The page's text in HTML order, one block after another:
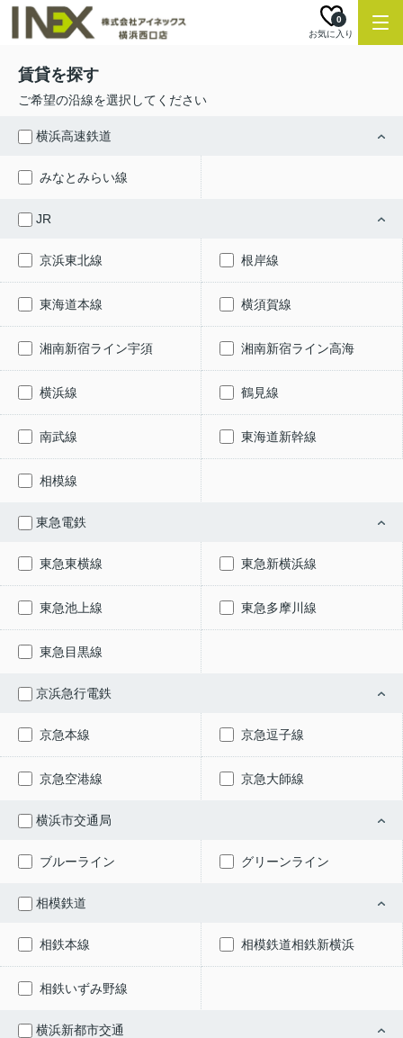
お気に入り
0
賃貸を探す
ご希望の沿線を選択してください
横浜高速鉄道
みなとみらい線
JR
京浜東北線 根岸線
東海道本線 横須賀線
湘南新宿ライン宇須 湘南新宿ライン高海
横浜線 鶴見線
南武線 東海道新幹線
相模線
東急電鉄
東急東横線 東急新横浜線
東急池上線 東急多摩川線
東急目黒線
京浜急行電鉄
京急本線 京急逗子線
京急空港線 京急大師線
横浜市交通局
ブルーライン グリーンライン
相模鉄道
相鉄本線 相模鉄道相鉄新横浜
相鉄いずみ野線
横浜新都市交通